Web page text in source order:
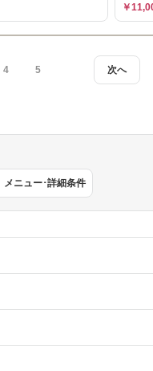
￥
次へ
4 5
メニュー･詳細条件